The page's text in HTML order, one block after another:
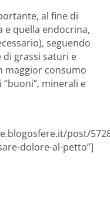
al fine di
quella endocrina,
seguendo
di grassi saturi e
maggior consumo
minerali e
post/
dolore-al-petto”]